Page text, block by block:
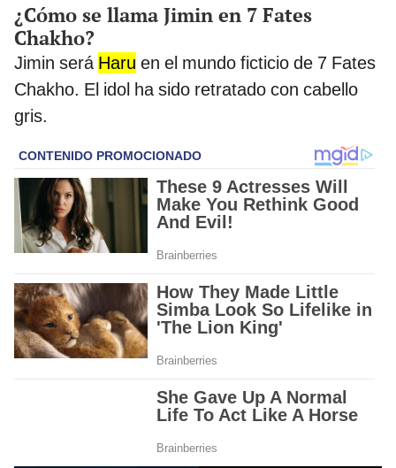
¿Cómo se llama Jimin en 7 Fates
Chakho?
Jimin será Haru en el mundo ficticio de 7 Fates
Chakho. El idol ha sido retratado con cabello
gris.